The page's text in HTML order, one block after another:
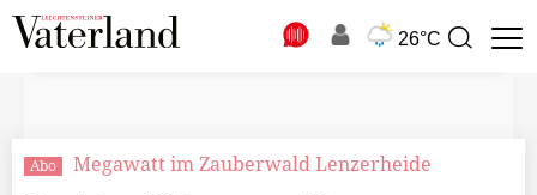
26°C
Suchbegriff
Abo Megawatt im Zauberwald Lenzerheide